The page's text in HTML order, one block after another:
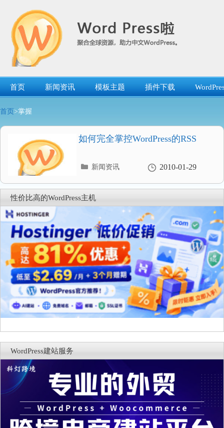
首页 新闻资讯 模板主题 插件下载
首页 >掌握
如何完全掌控WordPress的RSS
2010-01-29
分
录
新闻资讯
性价比高的WordPress主机
WordPress建站服务